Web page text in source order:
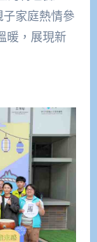
家庭熱情參
暖，展現新